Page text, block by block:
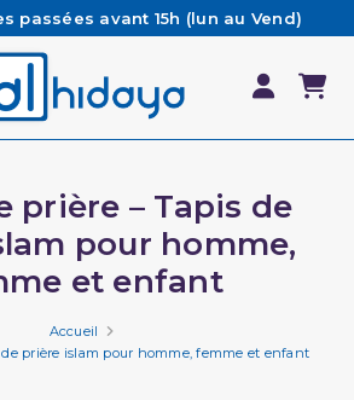
passées avant 15h (lun au Vend)
et expédiées le jour même
? Retrouvez notre FAQ
à partir de 65€ d'achat*
prière – Tapis de
pour homme,
et enfant
Accueil
de prière islam pour homme, femme et enfant